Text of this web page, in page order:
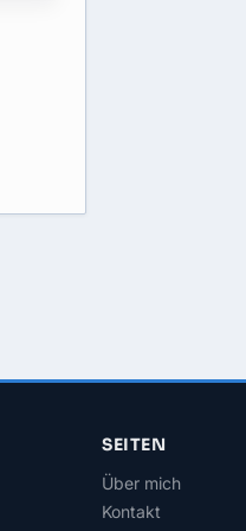
SEITEN
Über mich
Kontakt